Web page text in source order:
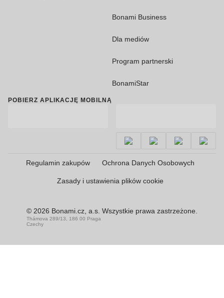
Bonami Business
Dla mediów
Program partnerski
BonamiStar
POBIERZ APLIKACJĘ MOBILNĄ
Regulamin zakupów Ochrona Danych Osobowych
Zasady i ustawienia plików cookie
© 2026 Bonami.cz, a.s. Wszystkie prawa zastrzeżone.
Thámova 289/13, 186 00 Praga
Czechy